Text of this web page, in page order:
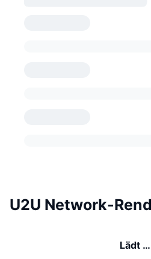
U2U Network-
Lädt …